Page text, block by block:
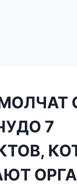
7